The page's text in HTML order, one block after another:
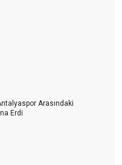
misiniz?
Arasındaki
Erdi